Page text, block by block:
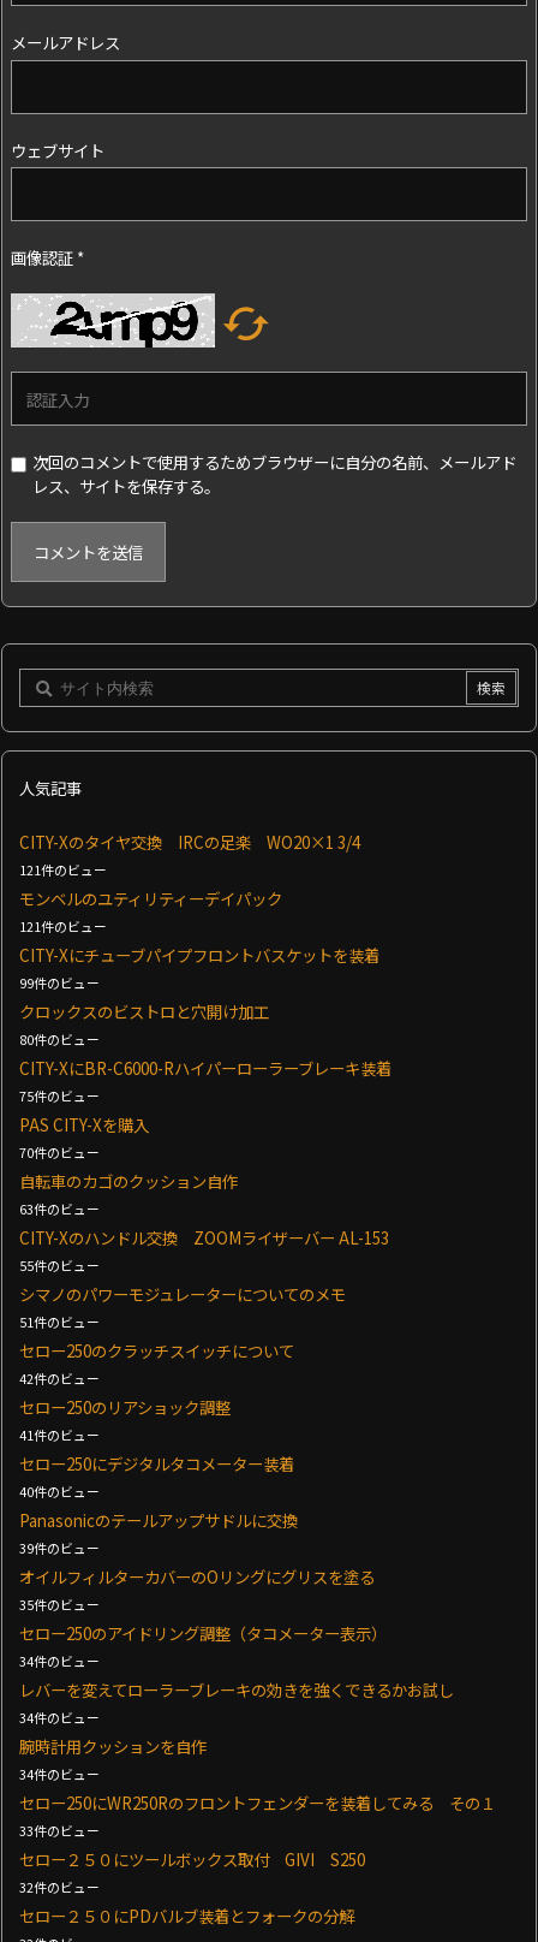
メールアドレス
ウェブサイト
画像認証 *

次回のコメントで使用するためブラウザーに自分の名前、メールアド
レス、サイトを保存する。
人気記事
CITY-Xのタイヤ交換 IRCの足楽 WO20×1 3/4
121件のビュー
モンベルのユティリティーデイパック
121件のビュー
CITY-Xにチューブパイプフロントバスケットを装着
99件のビュー
クロックスのビストロと穴開け加工
80件のビュー
CITY-XにBR-C6000-Rハイパーローラーブレーキ装着
75件のビュー
PAS CITY-Xを購入
70件のビュー
自転車のカゴのクッション自作
63件のビュー
CITY-Xのハンドル交換 ZOOMライザーバー AL-153
55件のビュー
シマノのパワーモジュレーターについてのメモ
51件のビュー
セロー250のクラッチスイッチについて
42件のビュー
セロー250のリアショック調整
41件のビュー
セロー250にデジタルタコメーター装着
40件のビュー
Panasonicのテールアップサドルに交換
39件のビュー
オイルフィルターカバーのOリングにグリスを塗る
35件のビュー
セロー250のアイドリング調整（タコメーター表示）
34件のビュー
レバーを変えてローラーブレーキの効きを強くできるかお試し
34件のビュー
腕時計用クッションを自作
34件のビュー
セロー250にWR250Rのフロントフェンダーを装着してみる その１
33件のビュー
セロー２５０にツールボックス取付 GIVI S250
32件のビュー
セロー２５０にPDバルブ装着とフォークの分解